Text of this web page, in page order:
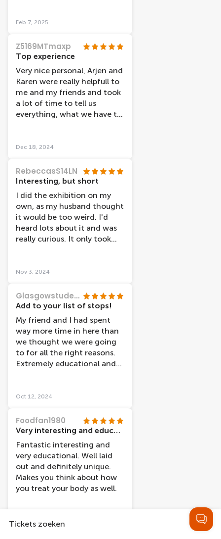
start of our visit a super
themselves are amazing and
both of us genuinely read
every single piece of
information (and we don’t
like reading ;) ). They use the
bodies to educate on mental
and physical health concepts
that should honestly be
the results of lifestyle
promotes reflection within
your own life and fosters
positive motivation for
change :)) would highly
recommend to anyone and
everyone!
Feb 7, 2025
Z5169MTmaxp
Top experience
Very nice personal, Arjen and
Karen were really helpfull to
me and my friends and took
a lot of time to tell us
everything, what we have to
Dec 18, 2024
RebeccasS14LN
Interesting, but short
I did the exhibition on my
own, as my husband thought
it would be too weird. I'd
heard lots about it and was
really curious. It only took
the information that was
gory, just a very informative
exhibit about the body and
why you should take care of
it. There were less
"plastinates" or bodies than I
thought there would be,
however they were really
well integrated into the
however I am glad I went.
Nov 3, 2024
Glasgowstudent128
Add to your list of stops!
My friend and I had spent
way more time in here than
we thought we were going
to for all the right reasons.
Extremely educational and
around the idea of
away having learned
something new, even as
medical students. Highly
recommend, worth the
price.
Oct 12, 2024
Foodfan1980
Very interesting and educational!
Fantastic interesting and
very educational. Well laid
out and definitely unique.
Makes you think about how
you treat your body as well.
Oct 3, 2024
Tickets zoeken